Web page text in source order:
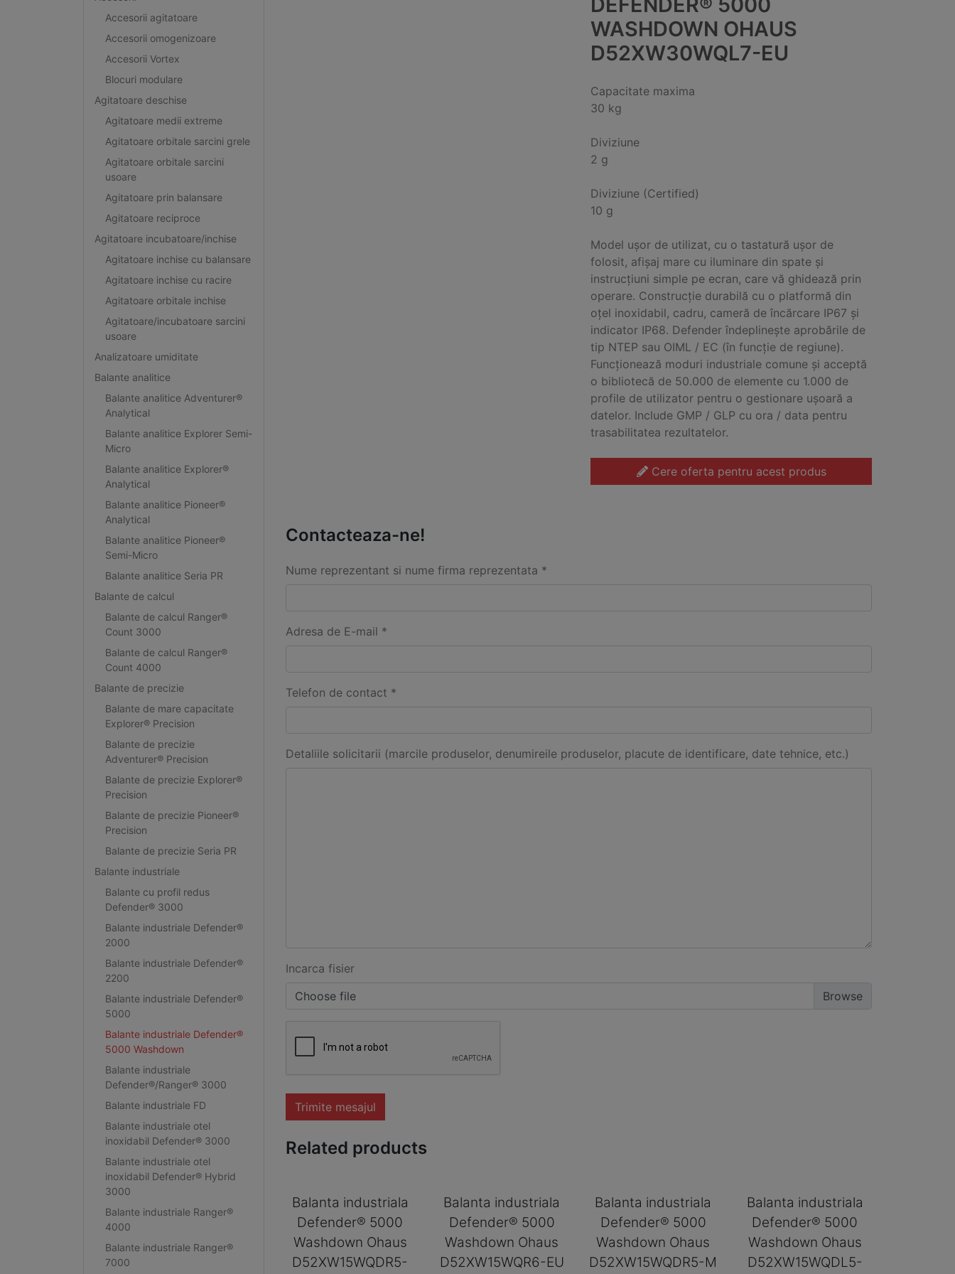
Accesorii agitatoare
Accesorii omogenizoare
Accesorii Vortex
Blocuri modulare
Agitatoare deschise
Agitatoare medii extreme
Agitatoare orbitale sarcini grele
Agitatoare orbitale sarcini
usoare
Agitatoare prin balansare
Agitatoare reciproce
Agitatoare incubatoare/inchise
Agitatoare inchise cu balansare
Agitatoare inchise cu racire
Agitatoare orbitale inchise
Agitatoare/incubatoare sarcini
usoare
Analizatoare umiditate
Balante analitice
Balante analitice Adventurer®
Analytical
Balante analitice Explorer Semi-
Micro
Balante analitice Explorer®
Analytical
Balante analitice Pioneer®
Analytical
Balante analitice Pioneer®
Semi-Micro
Balante analitice Seria PR
Balante de calcul
Balante de calcul Ranger®
Count 3000
Balante de calcul Ranger®
Count 4000
Balante de precizie
Balante de mare capacitate
Explorer® Precision
Balante de precizie
Adventurer® Precision
Balante de precizie Explorer®
Precision
Balante de precizie Pioneer®
Precision
Balante de precizie Seria PR
Balante industriale
Balante cu profil redus
Defender® 3000
Balante industriale Defender®
2000
Balante industriale Defender®
2200
Balante industriale Defender®
5000
Balante industriale Defender®
5000 Washdown
Balante industriale
Defender®/Ranger® 3000
Balante industriale FD
Balante industriale otel
inoxidabil Defender® 3000
Balante industriale otel
inoxidabil Defender® Hybrid
3000
Balante industriale Ranger®
4000
Balante industriale Ranger®
7000
WASHDOWN OHAUS
D52XW30WQL7-EU
Capacitate maxima
30 kg
Diviziune
2 g
Diviziune (Certified)
10 g
Model ușor de utilizat, cu o tastatură ușor de
folosit, afișaj mare cu iluminare din spate și
instrucțiuni simple pe ecran, care vă ghidează prin
operare. Construcție durabilă cu o platformă din
oțel inoxidabil, cadru, cameră de încărcare IP67 și
indicator IP68. Defender îndeplinește aprobările de
tip NTEP sau OIML / EC (în funcție de regiune).
Funcționează moduri industriale comune și acceptă
o bibliotecă de 50.000 de elemente cu 1.000 de
profile de utilizator pentru o gestionare ușoară a
datelor. Include GMP / GLP cu ora / data pentru
trasabilitatea rezultatelor.
Cere oferta pentru acest produs
Contacteaza-ne!
Nume reprezentant si nume firma reprezentata *
Adresa de E-mail *
Telefon de contact *
Detaliile solicitarii (marcile produselor, denumireile produselor, placute de identificare, date tehnice, etc.)
Incarca fisier
Choose file
Trimite mesajul
Related products
Balanta industriala
Defender® 5000
Washdown Ohaus
D52XW15WQDR5-
Balanta industriala
Defender® 5000
Washdown Ohaus
D52XW15WQR6-EU
Balanta industriala
Defender® 5000
Washdown Ohaus
D52XW15WQDR5-M
Balanta industriala
Defender® 5000
Washdown Ohaus
D52XW15WQDL5-